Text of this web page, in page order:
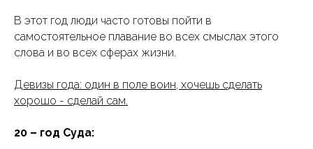
В этот год люди часто готовы пойти в
самостоятельное плавание во всех смыслах этого
слова и во всех сферах жизни.
Девизы года: один в поле воин, хочешь сделать
хорошо - сделай сам.
20 – год Суда: